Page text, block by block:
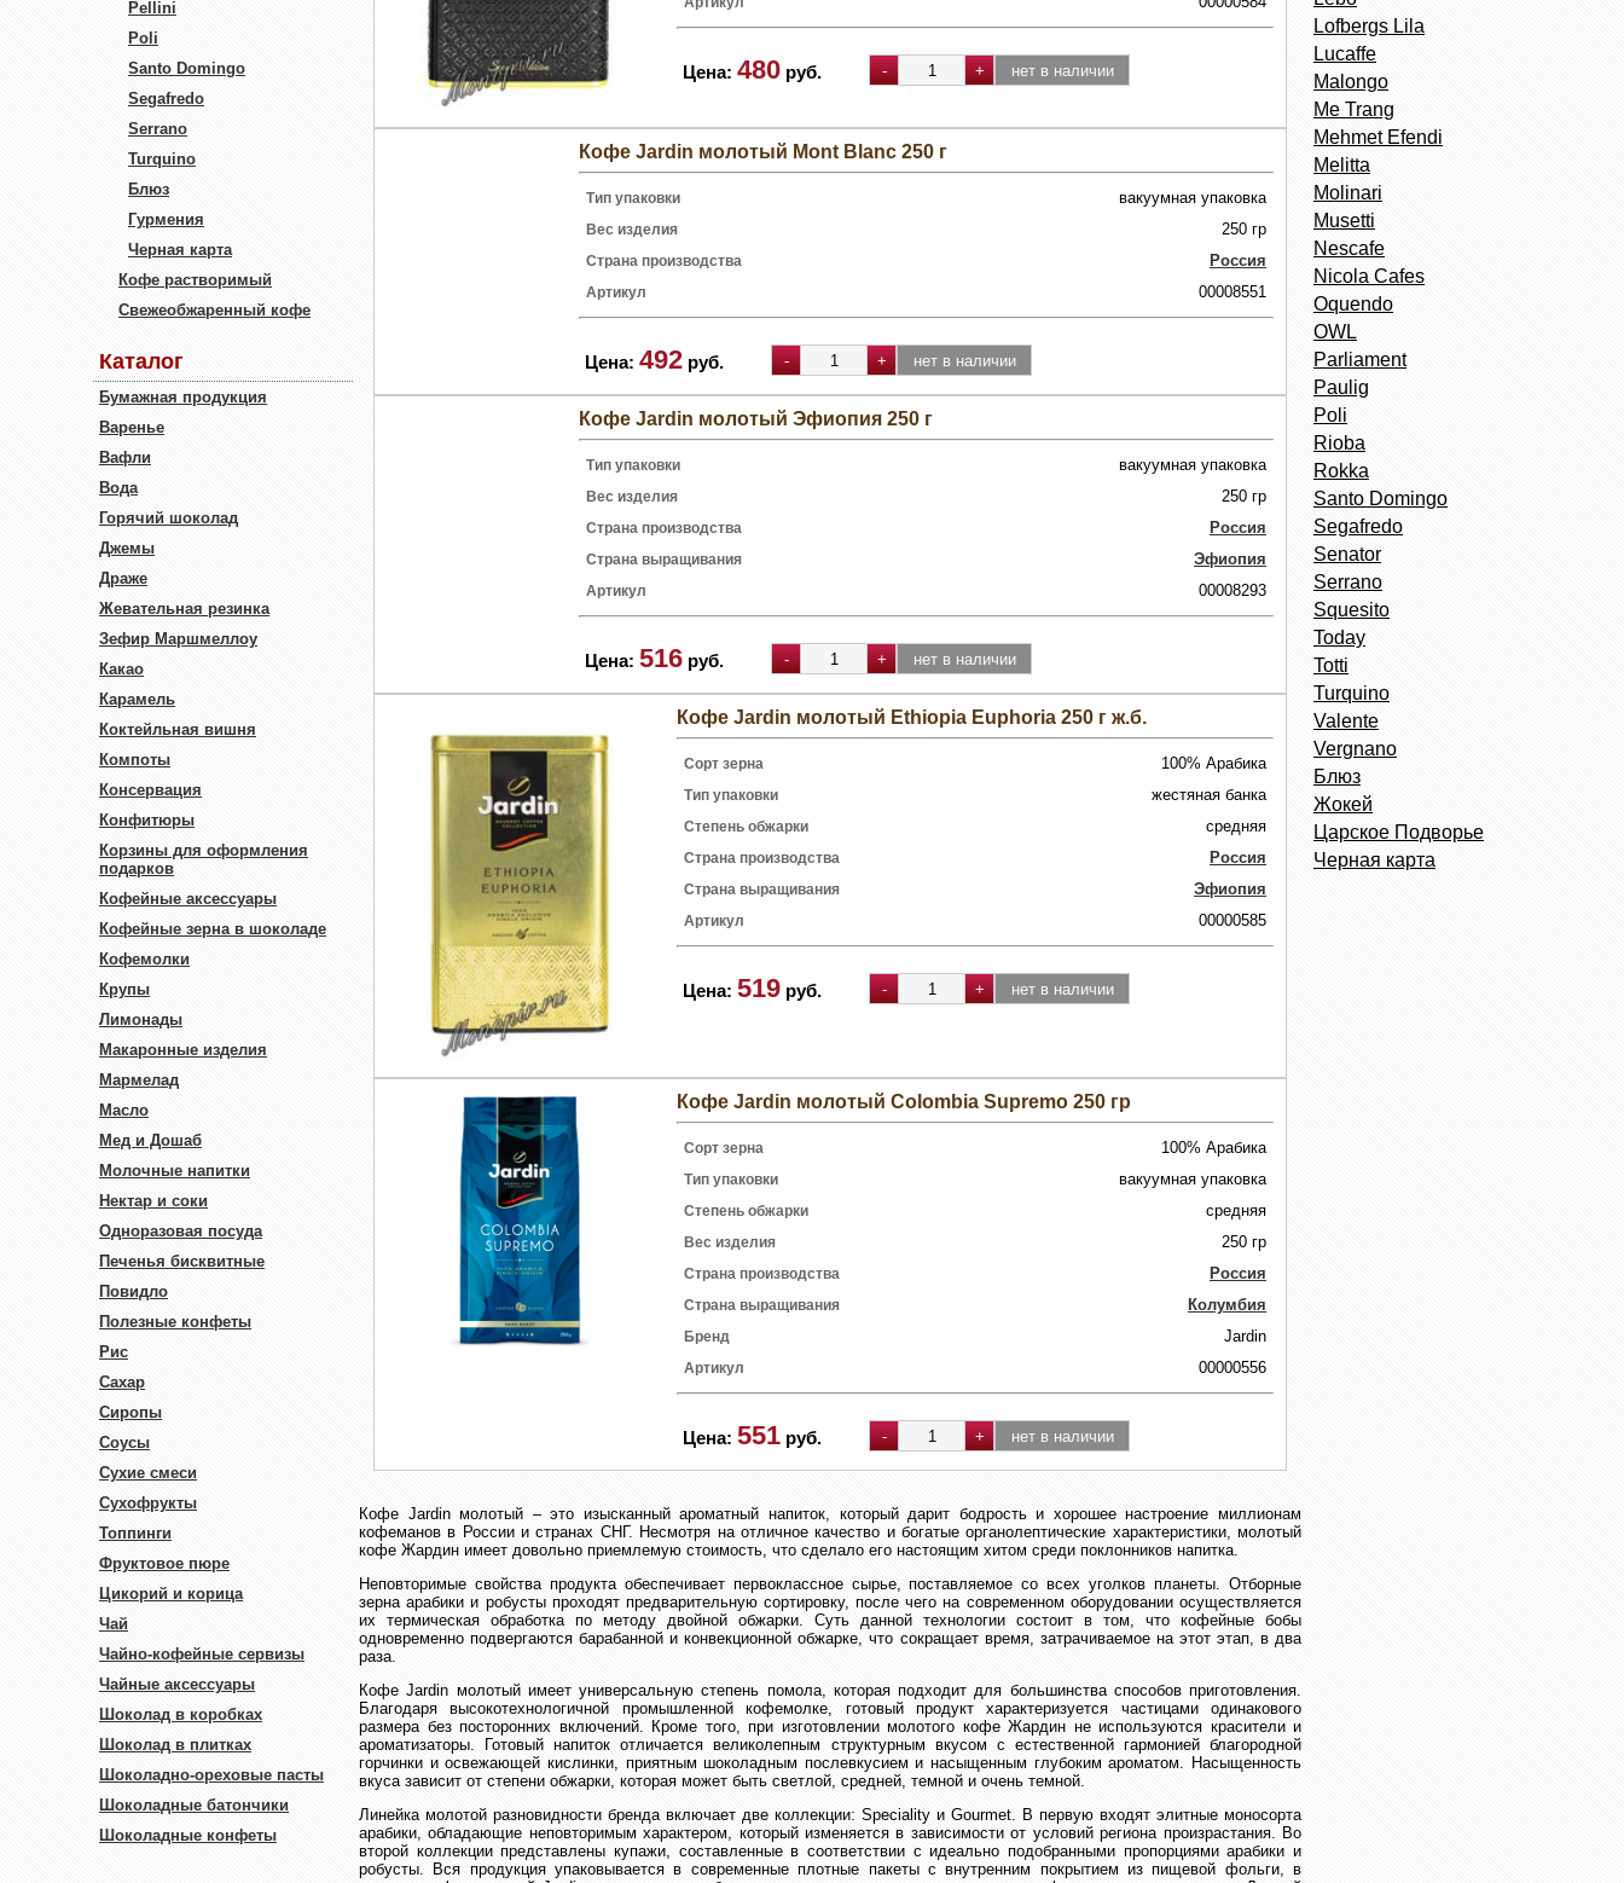
Pellini
Poli
Santo Domingo
Segafredo
Serrano
Turquino
Блюз
Гурмения
Черная карта
Кофе растворимый
Свежеобжаренный кофе
Каталог
Бумажная продукция
Варенье
Вафли
Вода
Горячий шоколад
Джемы
Драже
Жевательная резинка
Зефир Маршмеллоу
Какао
Карамель
Коктейльная вишня
Компоты
Консервация
Конфитюры
Корзины для оформления
подарков
Кофейные аксессуары
Кофейные зерна в шоколаде
Кофемолки
Крупы
Лимонады
Макаронные изделия
Мармелад
Масло
Мед и Дошаб
Молочные напитки
Нектар и соки
Одноразовая посуда
Печенья бисквитные
Повидло
Полезные конфеты
Рис
Сахар
Сиропы
Соусы
Сухие смеси
Сухофрукты
Топпинги
Фруктовое пюре
Цикорий и корица
Чай
Чайно-кофейные сервизы
Чайные аксессуары
Шоколад в коробках
Шоколад в плитках
Шоколадно-ореховые пасты
Шоколадные батончики
Шоколадные конфеты
Цена: 480 руб.
Кофе Jardin молотый Mont Blanc 250 г
Тип упаковки вакуумная упаковка
Вес изделия 250 гр
Страна производства Россия
Артикул 00008551
Цена: 492 руб.
Кофе Jardin молотый Эфиопия 250 г
Тип упаковки вакуумная упаковка
Вес изделия 250 гр
Страна производства Россия
Страна выращивания Эфиопия
Артикул 00008293
Цена: 516 руб.
Кофе Jardin молотый Ethiopia Euphoria 250 г ж.б.
Сорт зерна 100% Арабика
Тип упаковки жестяная банка
Степень обжарки средняя
Страна производства Россия
Страна выращивания Эфиопия
Артикул 00000585
Цена: 519 руб.
Кофе Jardin молотый Colombia Supremo 250 гр
Сорт зерна 100% Арабика
Тип упаковки вакуумная упаковка
Степень обжарки средняя
Вес изделия 250 гр
Страна производства Россия
Страна выращивания Колумбия
Бренд Jardin
Артикул 00000556
Цена: 551 руб.
Кофе Jardin молотый – это изысканный ароматный напиток, который дарит бодрость и хорошее настроение миллионам
кофеманов в России и странах СНГ. Несмотря на отличное качество и богатые органолептические характеристики, молотый
кофе Жардин имеет довольно приемлемую стоимость, что сделало его настоящим хитом среди поклонников напитка.
Неповторимые свойства продукта обеспечивает первоклассное сырье, поставляемое со всех уголков планеты. Отборные
зерна арабики и робусты проходят предварительную сортировку, после чего на современном оборудовании осуществляется
их термическая обработка по методу двойной обжарки. Суть данной технологии состоит в том, что кофейные бобы
одновременно подвергаются барабанной и конвекционной обжарке, что сокращает время, затрачиваемое на этот этап, в два
раза.
Кофе Jardin молотый имеет универсальную степень помола, которая подходит для большинства способов приготовления.
Благодаря высокотехнологичной промышленной кофемолке, готовый продукт характеризуется частицами одинакового
размера без посторонних включений. Кроме того, при изготовлении молотого кофе Жардин не используются красители и
ароматизаторы. Готовый напиток отличается великолепным структурным вкусом с естественной гармонией благородной
горчинки и освежающей кислинки, приятным шоколадным послевкусием и насыщенным глубоким ароматом. Насыщенность
вкуса зависит от степени обжарки, которая может быть светлой, средней, темной и очень темной.
Линейка молотой разновидности бренда включает две коллекции: Speciality и Gourmet. В первую входят элитные моносорта
арабики, обладающие неповторимым характером, который изменяется в зависимости от условий региона произрастания. Во
второй коллекции представлены купажи, составленные в соответствии с идеально подобранными пропорциями арабики и
робусты. Вся продукция упаковывается в современные плотные пакеты с внутренним покрытием из пищевой фольги, в
Lofbergs Lila
Lucaffe
Malongo
Me Trang
Mehmet Efendi
Melitta
Molinari
Musetti
Nescafe
Nicola Cafes
Oquendo
OWL
Parliament
Paulig
Poli
Rioba
Rokka
Santo Domingo
Segafredo
Senator
Serrano
Squesito
Today
Totti
Turquino
Valente
Vergnano
Блюз
Жокей
Царское Подворье
Черная карта